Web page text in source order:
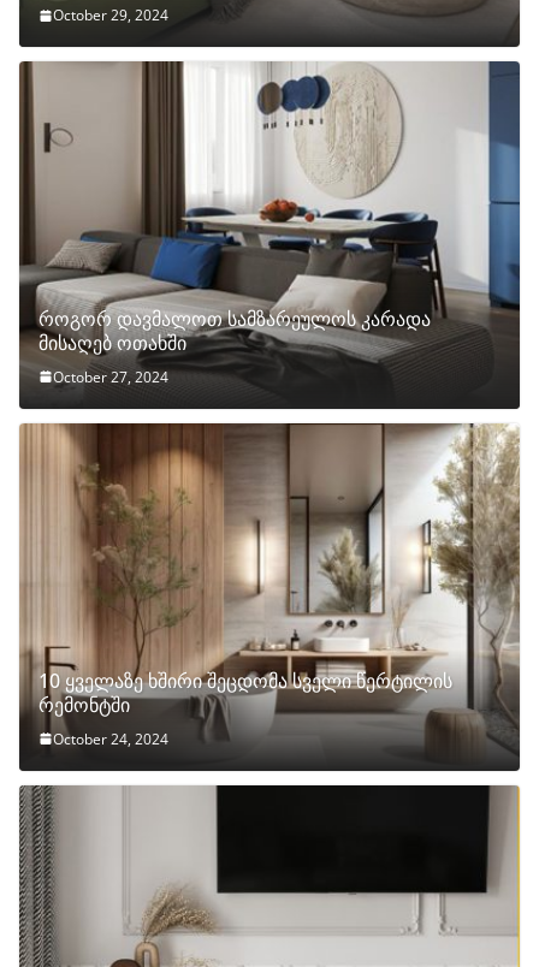
October 29, 2024
როგორ დავმალოთ სამზარეულოს კარადა
მისაღებ ოთახში
October 27, 2024
10 ყველაზე ხშირი შეცდომა სველი წერტილის
რემონტში
October 24, 2024